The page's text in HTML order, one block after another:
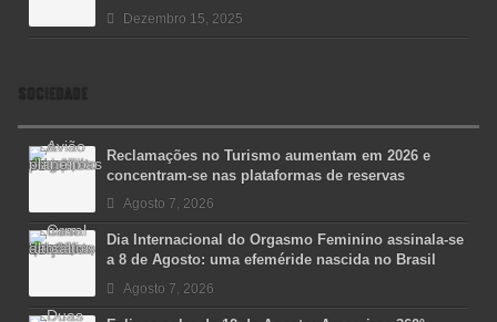
Dezembro 15, 2025
SOCIEDADE
Reclamações no Turismo aumentam em 2026 e
concentram-se nas plataformas de reservas
Agosto 7, 2026
Dia Internacional do Orgasmo Feminino assinala-se
a 8 de Agosto: uma efeméride nascida no Brasil
Agosto 7, 2026